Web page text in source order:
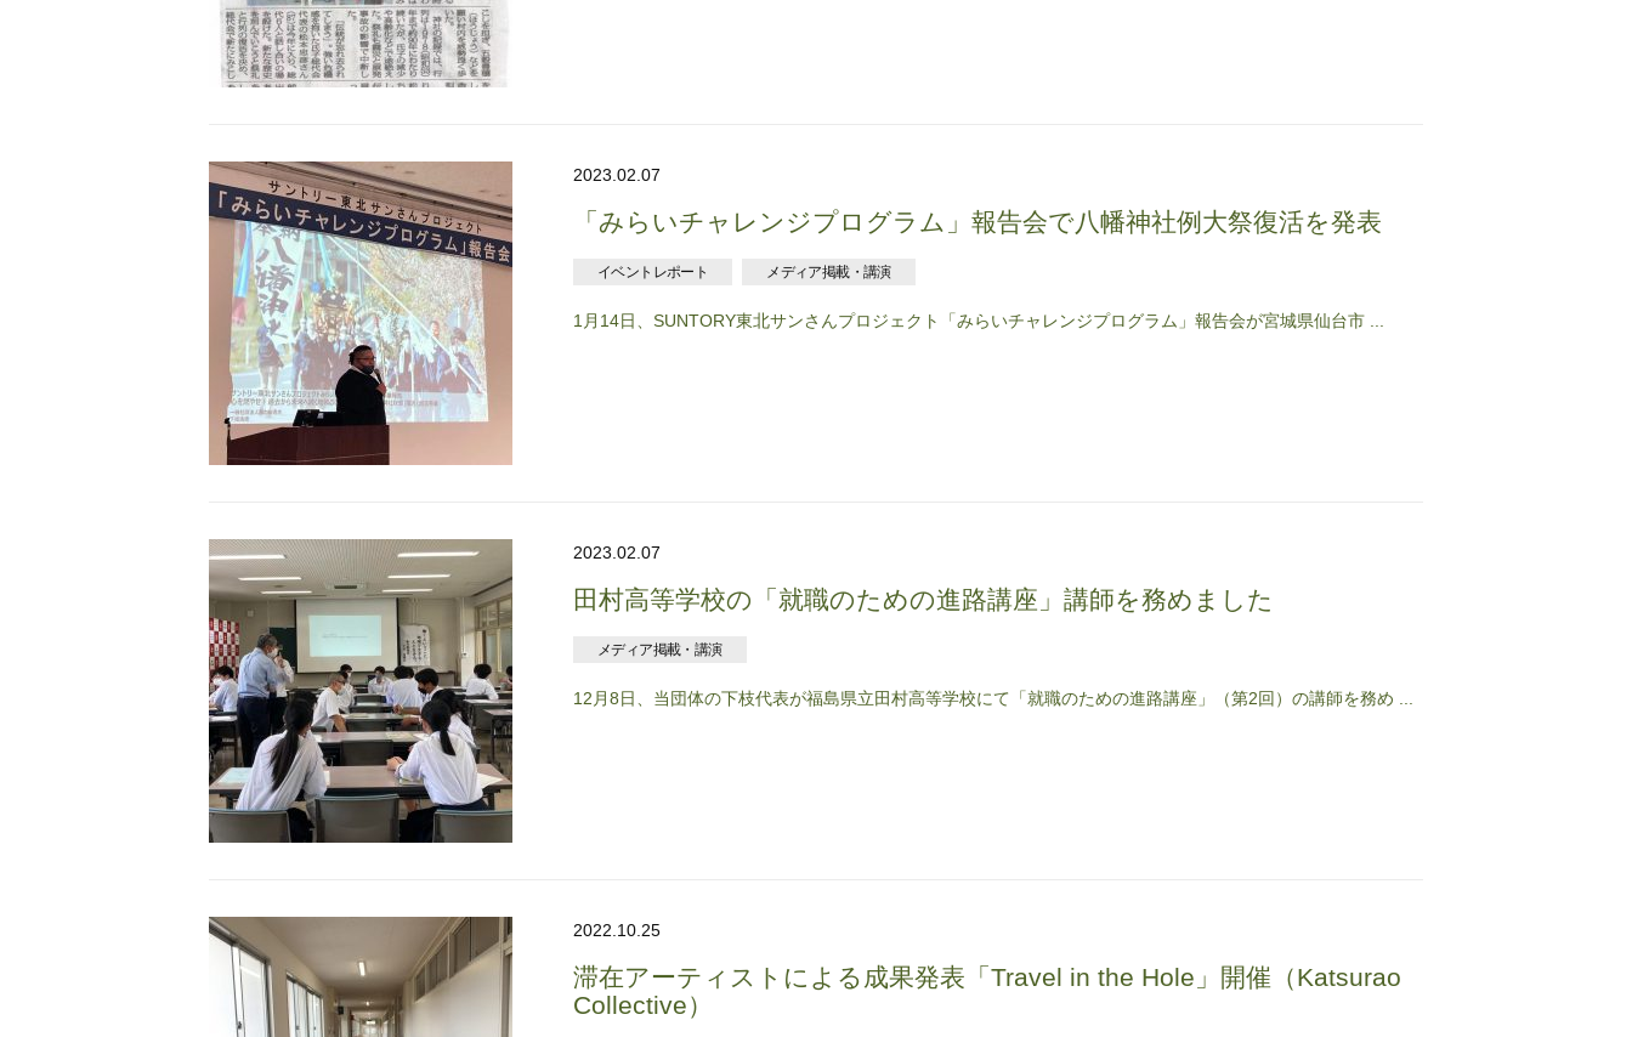
2023.02.07
「みらいチャレンジプログラム」報告会で八幡神社例大祭復活を発表
イベントレポート メディア掲載・講演
1月14日、SUNTORY東北サンさんプロジェクト「みらいチャレンジプログラム」報告会が宮城県仙台市 ...
2023.02.07
田村高等学校の「就職のための進路講座」講師を務めました
メディア掲載・講演
12月8日、当団体の下枝代表が福島県立田村高等学校にて「就職のための進路講座」（第2回）の講師を務め ...
2022.10.25
滞在アーティストによる成果発表「Travel in the Hole」開催（Katsurao
Collective）